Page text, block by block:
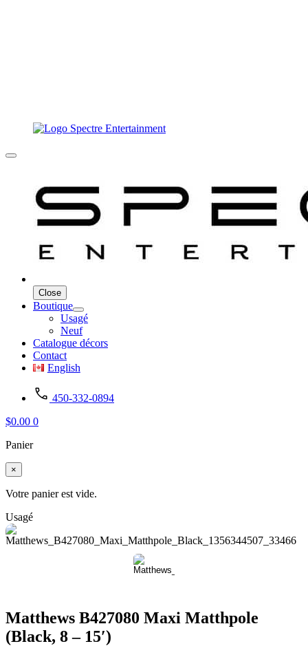
Close
Boutique
Usagé
Neuf
Catalogue décors
Contact
English
450-332-0894
$0.00 0
Panier
×
Votre panier est vide.
Usagé
Matthews B427080 Maxi Matthpole
(Black, 8 – 15′)